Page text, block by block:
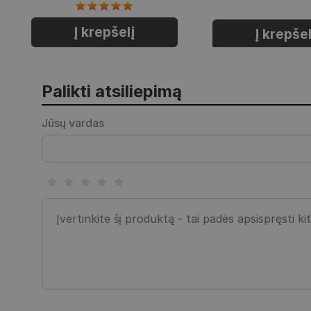
Į krepšelį Į
Palikti atsiliepimą
Jūsų vardas